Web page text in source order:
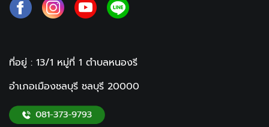
ที่อยู่ : 13/1 หมู่ที่ 1 ตำบลหนองรี
อำเภอเมืองชลบุรี ชลบุรี 20000